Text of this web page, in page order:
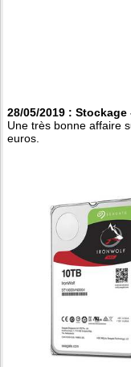
28/05/2019 :
Une très bonne affaire
euros.